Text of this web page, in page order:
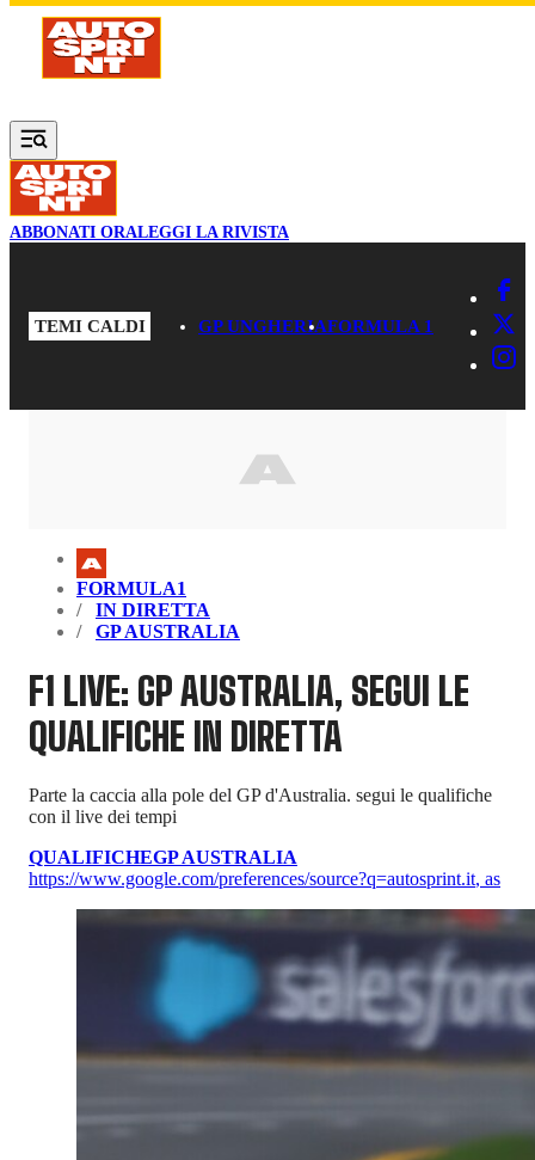
Vai al contenuto principale
ABBONATI ORALEGGI LA RIVISTA
TEMI CALDI GP UNGHERIAFORMULA 1
FORMULA1
IN DIRETTA
GP AUSTRALIA
F1 LIVE: GP AUSTRALIA, SEGUI LE
QUALIFICHE IN DIRETTA
Parte la caccia alla pole del GP d'Australia. segui le qualifiche
con il live dei tempi
QUALIFICHEGP AUSTRALIA
https://www.google.com/preferences/source?q=autosprint.it, as